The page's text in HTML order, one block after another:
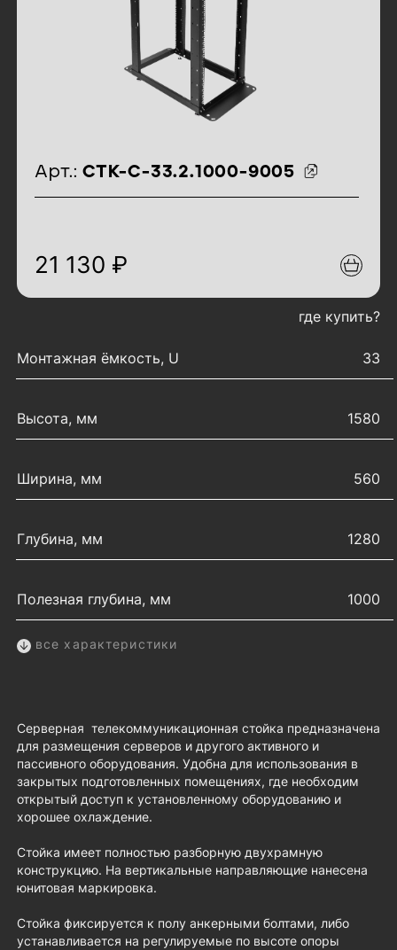
идентификаторы товара
Арт.: СТК-С-33.2.1000-9005
21 130 ₽
где купить?
Монтажная ёмкость, U
33
Высота, мм 1580
Ширина, мм 560
Глубина, мм 1280
Полезная глубина, мм 1000
все характеристики
Серверная телекоммуникационная стойка предназначена
для размещения серверов и другого активного и
пассивного оборудования. Удобна для использования в
закрытых подготовленных помещениях, где необходим
открытый доступ к установленному оборудованию и
хорошее охлаждение.
Стойка имеет полностью разборную двухрамную
конструкцию. На вертикальные направляющие нанесена
юнитовая маркировка.
Стойка фиксируется к полу анкерными болтами, либо
устанавливается на регулируемые по высоте опоры